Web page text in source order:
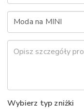
Wybierz typ zniżki